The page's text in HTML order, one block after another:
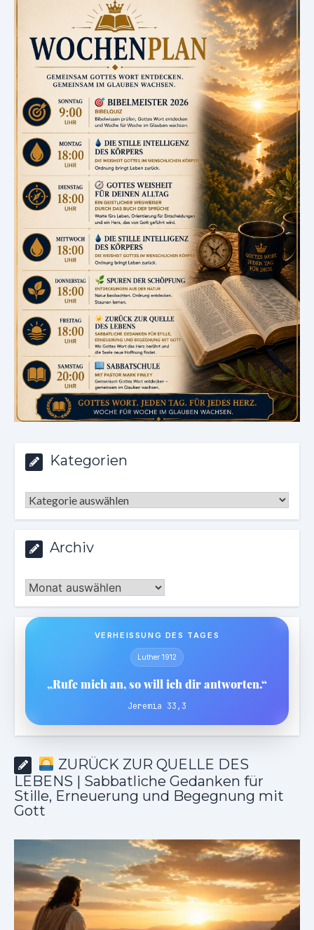
Kategorien
Kategorien
Archiv
Archiv
VERHEISSUNG DES TAGES
Luther 1912
„Rufe mich an, so will ich dir antworten.“
Jeremia 33,3
ZURÜCK ZUR QUELLE DES
LEBENS | Sabbatliche Gedanken für
Stille, Erneuerung und Begegnung mit
Gott